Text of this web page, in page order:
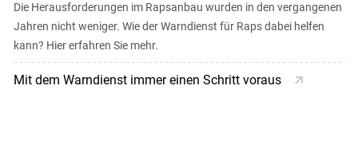
Die Herausforderungen im Rapsanbau wurden in den vergangenen
Jahren nicht weniger. Wie der Warndienst für Raps dabei helfen
kann? Hier erfahren Sie mehr.
Mit dem Warndienst immer einen Schritt voraus